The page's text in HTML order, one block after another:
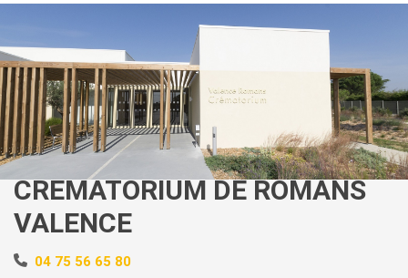
CRÉMATORIUM DE ROMANS
VALENCE
04 75 56 65 80